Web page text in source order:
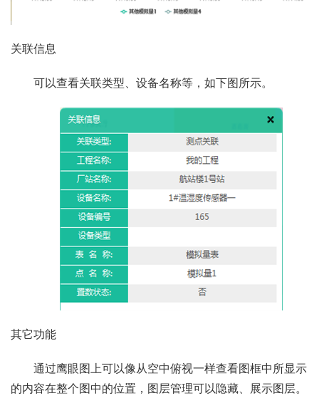
关联信息
可以查看关联类型、设备名称等，如下图所示。
其它功能
通过鹰眼图上可以像从空中俯视一样查看图框中所显示
的内容在整个图中的位置，图层管理可以隐藏、展示图层。